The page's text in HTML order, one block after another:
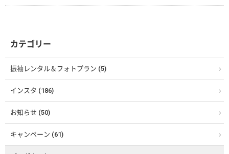
カテゴリー
振袖レンタル＆フォトプラン (5)
インスタ (186)
お知らせ (50)
キャンペーン (61)